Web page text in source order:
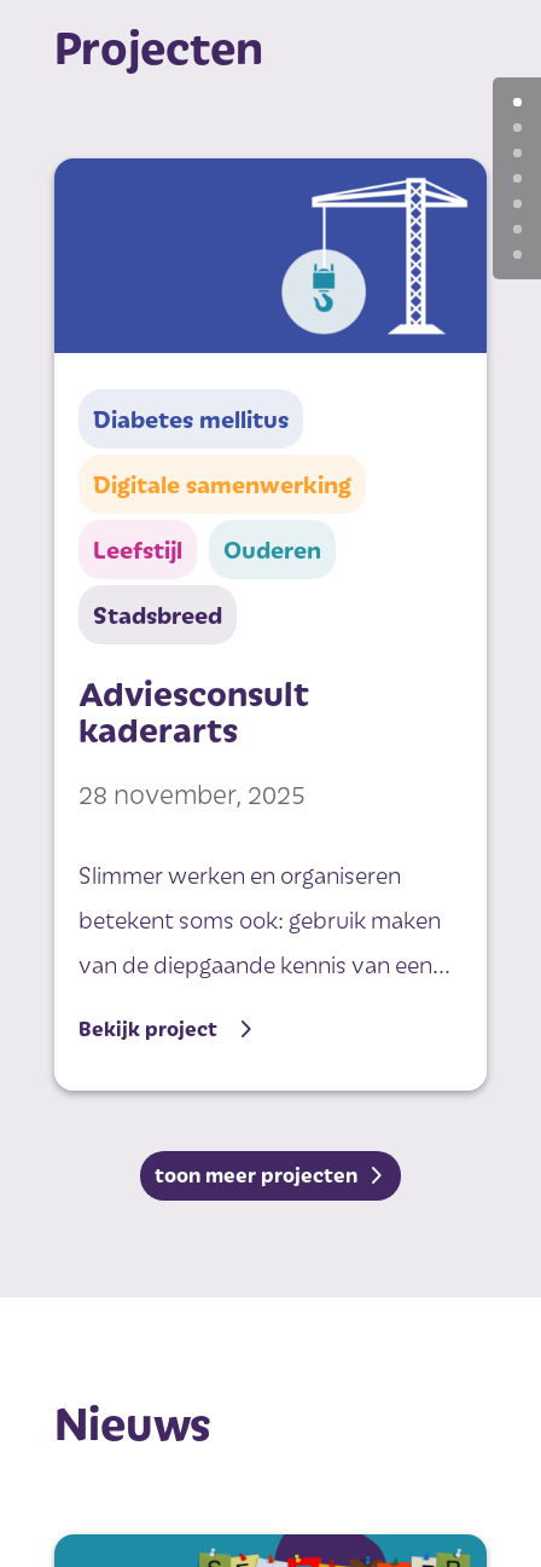
Projecten
Diabetes mellitus
Digitale samenwerking
Leefstijl Ouderen
Stadsbreed
Adviesconsult
kaderarts
28 november, 2025
Slimmer werken en organiseren
betekent soms ook: gebruik maken
van de diepgaande kennis van een...
Bekijk project
toon meer projecten
Nieuws